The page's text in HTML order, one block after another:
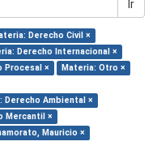
Ir
Derecho Civil ×
Derecho Internacional ×
Procesal ×
Materia: Otro ×
Derecho Ambiental ×
Mercantil ×
Mauricio ×